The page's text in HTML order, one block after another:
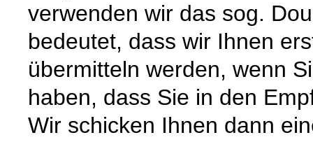
verwenden wir das sog.
bedeutet, dass wir Ihnen
übermitteln werden, wenn
haben, dass Sie in den
Wir schicken Ihnen dann